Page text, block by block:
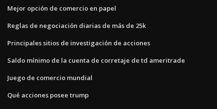
Mejor opción de comercio en papel
Reglas de negociación diarias de más de 25k
Principales sitios de investigación de acciones
Saldo mínimo de la cuenta de corretaje de td ameritrade
Juego de comercio mundial
Qué acciones posee trump